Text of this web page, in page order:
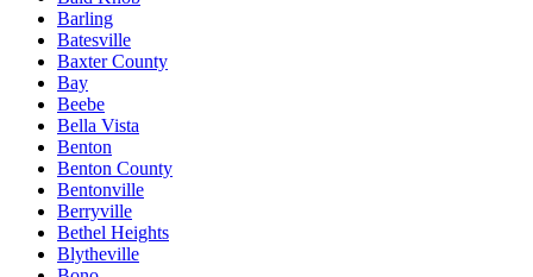
Barling
Batesville
Baxter County
Bay
Beebe
Bella Vista
Benton
Benton County
Bentonville
Berryville
Bethel Heights
Blytheville